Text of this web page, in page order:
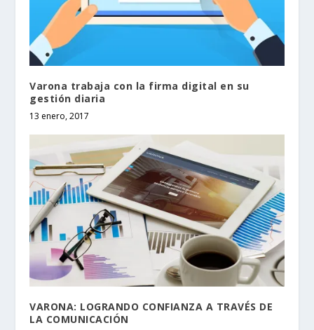
Varona trabaja con la firma digital en su
gestión diaria
13 enero, 2017
VARONA: LOGRANDO CONFIANZA A TRAVÉS DE
LA COMUNICACIÓN